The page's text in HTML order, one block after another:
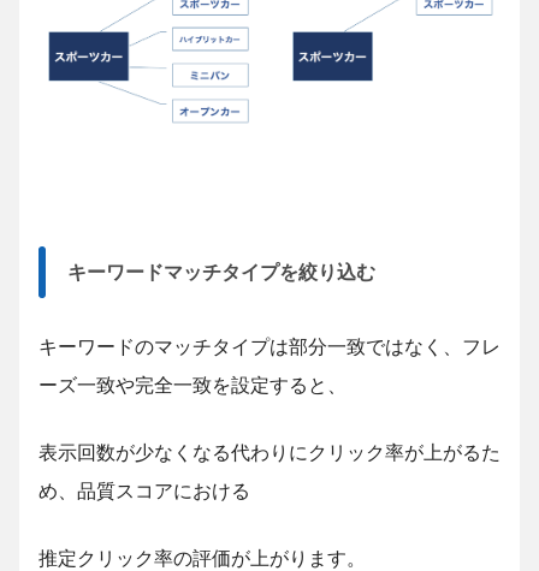
キーワードマッチタイプを絞り込む
キーワードのマッチタイプは部分一致ではなく、フレ
ーズ一致や完全一致を設定すると、
表示回数が少なくなる代わりにクリック率が上がるた
め、品質スコアにおける
推定クリック率の評価が上がります。